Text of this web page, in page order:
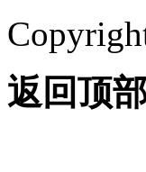
返回顶